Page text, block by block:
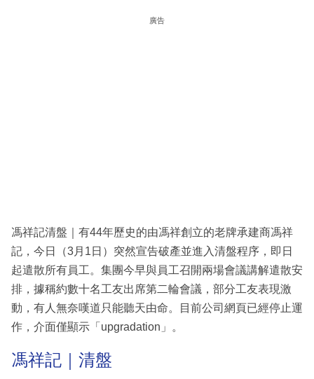
區
廣告
馮祥記清盤｜有44年歷史的由馮祥創立的老牌承建商馮祥
記，今日（3月1日）突然宣告破產並進入清盤程序，即日
起遣散所有員工。集團今早與員工召開兩場會議講解遣散安
排，據稱約數十名工友出席第二輪會議，部分工友表現激
動，有人無奈嘆道只能聽天由命。目前公司網頁已經停止運
作，介面僅顯示「upgradation」。
馮祥記｜清盤